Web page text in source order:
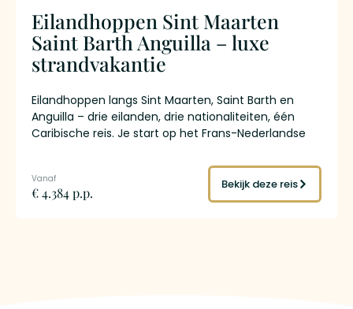
Eilandhoppen Sint Maarten
Saint Barth Anguilla – luxe
strandvakantie
Eilandhoppen langs Sint Maarten, Saint Barth en
Anguilla – drie eilanden, drie nationaliteiten, één
Caribische reis. Je start op het Frans-Nederlandse
hoofdstad Grand Case en de markt van Marigot de
toon zetten. Per korte vlucht vanaf L’Espérance
Airport land je twaalf minuten later op Saint Barth –
€ 4.384 p.p.
Bekijk deze reis